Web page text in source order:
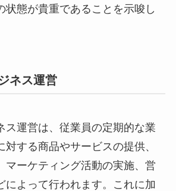
状態が貴重であることを示唆し
ネス運営
ス運営は、従業員の定期的な業
する商品やサービスの提供、
マーケティング活動の実施、営
によって行われます。これに加